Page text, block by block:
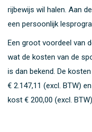
rijbewijs wil halen. Aan
een persoonlijk
Een groot voordeel van
wat de kosten van de
is dan bekend. De
€ 2.147,11 (excl. BTW) en
kost € 200,00 (excl. BTW)